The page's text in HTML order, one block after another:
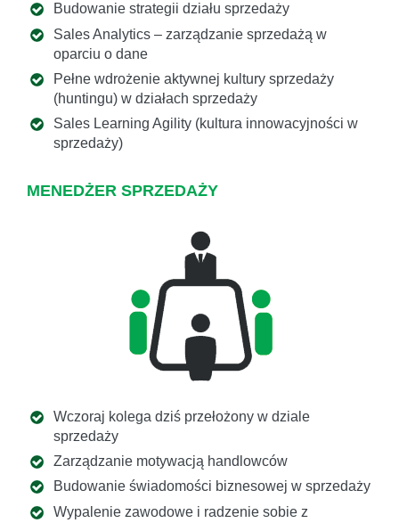
Budowanie strategii działu sprzedaży
Sales Analytics – zarządzanie sprzedażą w
oparciu o dane
Pełne wdrożenie aktywnej kultury sprzedaży
(huntingu) w działach sprzedaży
Sales Learning Agility (kultura innowacyjności w
sprzedaży)
MENEDŻER SPRZEDAŻY
Wczoraj kolega dziś przełożony w dziale
sprzedaży
Zarządzanie motywacją handlowców
Budowanie świadomości biznesowej w sprzedaży
Wypalenie zawodowe i radzenie sobie z